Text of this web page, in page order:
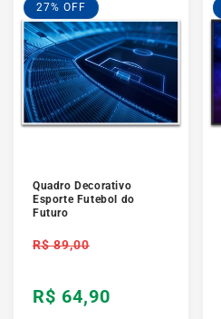
27% OFF
Quadro Decorativo
Esporte Futebol do
Futuro
Preço
normal
R$ 89,00
R$ 64,90